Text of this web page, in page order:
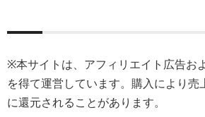
※本サイトは、アフィリエイト広告お
を得て運営しています。購入により売
に還元されることがあります。